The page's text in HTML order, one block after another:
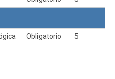
Obligatorio 5